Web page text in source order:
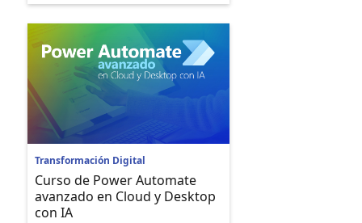
Transformación Digital
Curso de Power Automate
avanzado en Cloud y Desktop
con IA